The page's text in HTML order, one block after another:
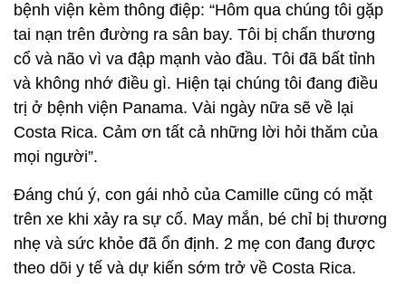
bệnh viện kèm thông điệp: “Hôm qua chúng tôi gặp
tai nạn trên đường ra sân bay. Tôi bị chấn thương
cổ và não vì va đập mạnh vào đầu. Tôi đã bất tỉnh
và không nhớ điều gì. Hiện tại chúng tôi đang điều
trị ở bệnh viện Panama. Vài ngày nữa sẽ về lại
Costa Rica. Cảm ơn tất cả những lời hỏi thăm của
mọi người”.
Đáng chú ý, con gái nhỏ của Camille cũng có mặt
trên xe khi xảy ra sự cố. May mắn, bé chỉ bị thương
nhẹ và sức khỏe đã ổn định. 2 mẹ con đang được
theo dõi y tế và dự kiến sớm trở về Costa Rica.